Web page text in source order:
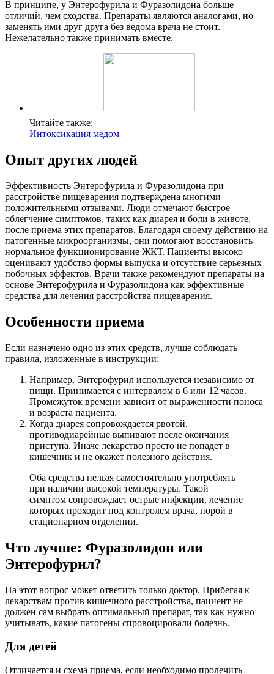
В принципе, у Энтерофурила и Фуразолидона больше
отличий, чем сходства. Препараты являются аналогами, но
заменять ими друг друга без ведома врача не стоит.
Нежелательно также принимать вместе.
Читайте также:
Интоксикация медом
Опыт других людей
Эффективность Энтерофурила и Фуразолидона при
расстройстве пищеварения подтверждена многими
положительными отзывами. Люди отмечают быстрое
облегчение симптомов, таких как диарея и боли в животе,
после приема этих препаратов. Благодаря своему действию на
патогенные микроорганизмы, они помогают восстановить
нормальное функционирование ЖКТ. Пациенты высоко
оценивают удобство формы выпуска и отсутствие серьезных
побочных эффектов. Врачи также рекомендуют препараты на
основе Энтерофурила и Фуразолидона как эффективные
средства для лечения расстройства пищеварения.
Особенности приема
Если назначено одно из этих средств, лучше соблюдать
правила, изложенные в инструкции:
Например, Энтерофурил используется независимо от
пищи. Принимается с интервалом в 6 или 12 часов.
Промежуток времени зависит от выраженности поноса
и возраста пациента.
Когда диарея сопровождается рвотой,
противодиарейные выпивают после окончания
приступа. Иначе лекарство просто не попадет в
кишечник и не окажет полезного действия.
Оба средства нельзя самостоятельно употреблять
при наличии высокой температуры. Такой
симптом сопровождает острые инфекции, лечение
которых проходит под контролем врача, порой в
стационарном отделении.
Что лучше: Фуразолидон или
Энтерофурил?
На этот вопрос может ответить только доктор. Прибегая к
лекарствам против кишечного расстройства, пациент не
должен сам выбрать оптимальный препарат, так как нужно
учитывать, какие патогены спровоцировали болезнь.
Для детей
Отличается и схема приема, если необходимо пролечить